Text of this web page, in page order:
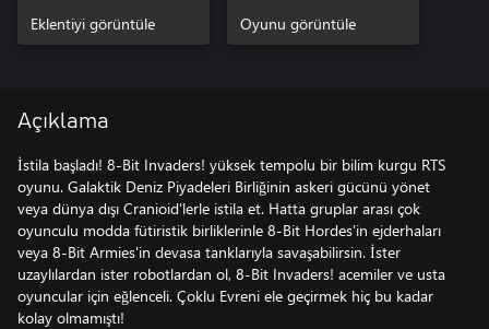
Eklentiyi görüntüle Oyunu görüntüle
Açıklama
İstila başladı! 8-Bit Invaders! yüksek tempolu bir bilim kurgu RTS
oyunu. Galaktik Deniz Piyadeleri Birliğinin askeri gücünü yönet
veya dünya dışı Cranioid'lerle istila et. Hatta gruplar arası çok
oyunculu modda fütiristik birliklerinle 8-Bit Hordes'in ejderhaları
veya 8-Bit Armies'in devasa tanklarıyla savaşabilirsin. İster
uzaylılardan ister robotlardan ol, 8-Bit Invaders! acemiler ve usta
oyuncular için eğlenceli. Çoklu Evreni ele geçirmek hiç bu kadar
kolay olmamıştı!